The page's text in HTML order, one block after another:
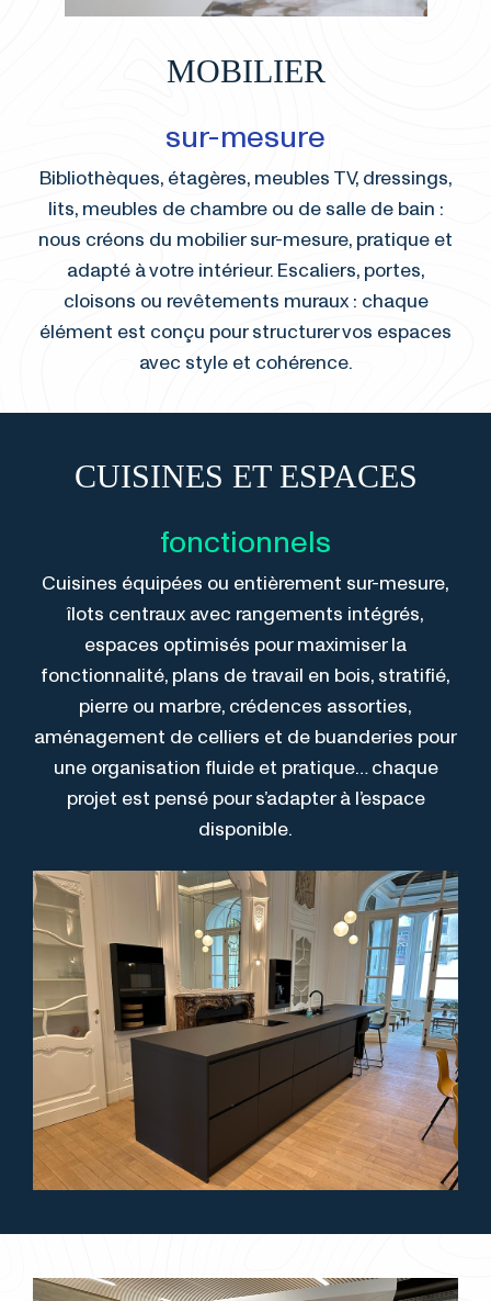
MOBILIER
sur-mesure
Bibliothèques, étagères, meubles TV, dressings,
lits, meubles de chambre ou de salle de bain :
nous créons du mobilier sur-mesure, pratique et
adapté à votre intérieur. Escaliers, portes,
cloisons ou revêtements muraux : chaque
élément est conçu pour structurer vos espaces
avec style et cohérence.
CUISINES ET ESPACES
fonctionnels
Cuisines équipées ou entièrement sur-mesure,
îlots centraux avec rangements intégrés,
espaces optimisés pour maximiser la
fonctionnalité, plans de travail en bois, stratifié,
pierre ou marbre, crédences assorties,
aménagement de celliers et de buanderies pour
une organisation fluide et pratique… chaque
projet est pensé pour s’adapter à l’espace
disponible.